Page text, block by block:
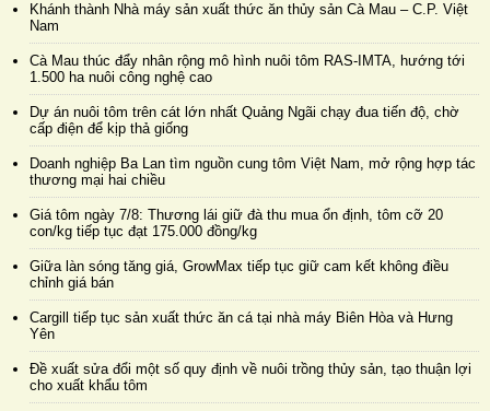
Khánh thành Nhà máy sản xuất thức ăn thủy sản Cà Mau – C.P. Việt
Nam
Cà Mau thúc đẩy nhân rộng mô hình nuôi tôm RAS-IMTA, hướng tới
1.500 ha nuôi công nghệ cao
Dự án nuôi tôm trên cát lớn nhất Quảng Ngãi chạy đua tiến độ, chờ
cấp điện để kịp thả giống
Doanh nghiệp Ba Lan tìm nguồn cung tôm Việt Nam, mở rộng hợp tác
thương mại hai chiều
Giá tôm ngày 7/8: Thương lái giữ đà thu mua ổn định, tôm cỡ 20
con/kg tiếp tục đạt 175.000 đồng/kg
Giữa làn sóng tăng giá, GrowMax tiếp tục giữ cam kết không điều
chỉnh giá bán
Cargill tiếp tục sản xuất thức ăn cá tại nhà máy Biên Hòa và Hưng
Yên
Đề xuất sửa đổi một số quy định về nuôi trồng thủy sản, tạo thuận lợi
cho xuất khẩu tôm